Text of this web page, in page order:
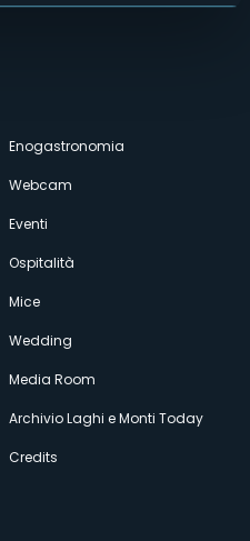
Enogastronomia
Webcam
Eventi
Ospitalità
Mice
Wedding
Media Room
Archivio Laghi e Monti Today
Credits